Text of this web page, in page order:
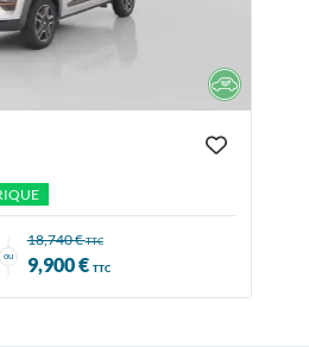
ou
18,740 €TTC
9,900 € TTC